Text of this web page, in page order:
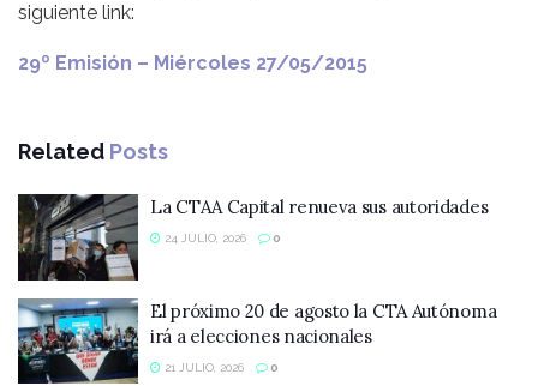
siguiente link:
29º Emisión – Miércoles 27/05/2015
Related Posts
La CTAA Capital renueva sus autoridades
24 JULIO, 2026 0
El próximo 20 de agosto la CTA Autónoma
irá a elecciones nacionales
21 JULIO, 2026 0